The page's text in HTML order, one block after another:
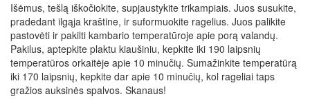
Išėmus, tešlą iškočiokite, supjaustykite trikampiais. Juos susukite,
pradedant ilgąja kraštine, ir suformuokite ragelius. Juos palikite
pastovėti ir pakilti kambario temperatūroje apie porą valandų.
Pakilus, aptepkite plaktu kiaušiniu, kepkite iki 190 laipsnių
temperatūros orkaitėje apie 10 minučių. Sumažinkite temperatūrą
iki 170 laipsnių, kepkite dar apie 10 minučių, kol rageliai taps
gražios auksinės spalvos. Skanaus!